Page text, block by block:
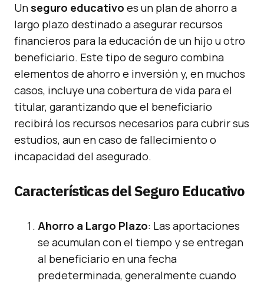
Un seguro educativo es un plan de ahorro a
largo plazo destinado a asegurar recursos
financieros para la educación de un hijo u otro
beneficiario. Este tipo de seguro combina
elementos de ahorro e inversión y, en muchos
casos, incluye una cobertura de vida para el
titular, garantizando que el beneficiario
recibirá los recursos necesarios para cubrir sus
estudios, aun en caso de fallecimiento o
incapacidad del asegurado.
Características del Seguro Educativo
Ahorro a Largo Plazo: Las aportaciones
se acumulan con el tiempo y se entregan
al beneficiario en una fecha
predeterminada, generalmente cuando